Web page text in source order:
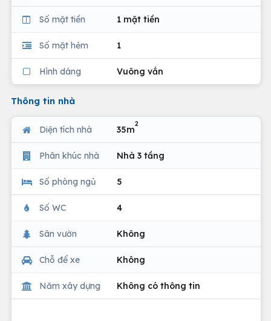
Số mặt tiền 1 mặt tiền
Số mặt hẻm 1
Hình dáng Vuông vắn
Thông tin nhà
Diện tích nhà 35m
2
Phân khúc nhà Nhà 3 tầng
Số phòng ngủ 5
Số WC 4
Sân vườn Không
Chỗ để xe Không
Năm xây dựng Không có thông tin